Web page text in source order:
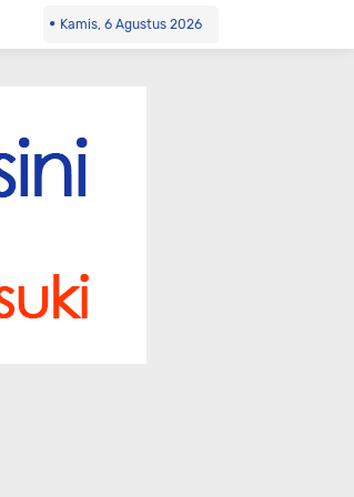
Kamis, 6 Agustus 2026